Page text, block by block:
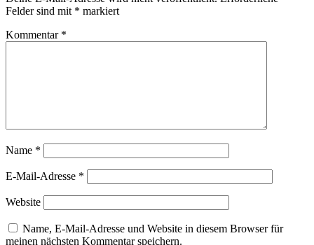
Felder sind mit * markiert
Kommentar *
Name *
E-Mail-Adresse *
Website
Name, E-Mail-Adresse und Website in diesem Browser für
meinen nächsten Kommentar speichern.